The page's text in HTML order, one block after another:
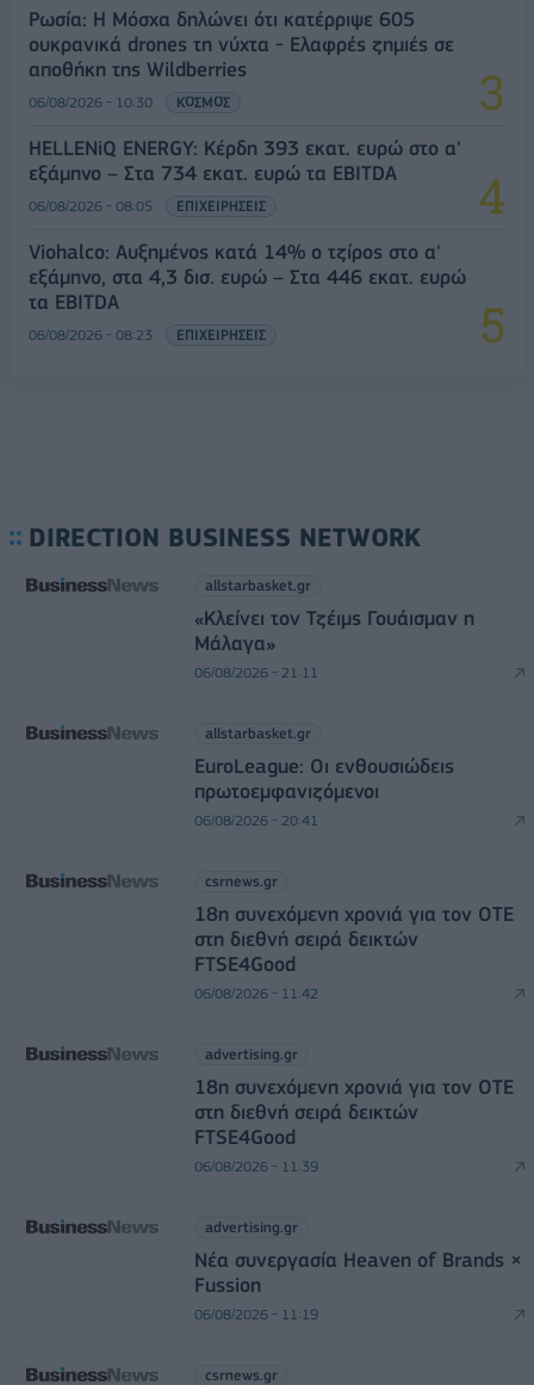
Ρωσία: Η Μόσχα δηλώνει ότι κατέρριψε 605
ουκρανικά drones τη νύχτα - Ελαφρές ζημιές σε
αποθήκη της Wildberries
06/08/2026 - 10:30 ΚΟΣΜΟΣ
HELLENiQ ENERGY: Κέρδη 393 εκατ. ευρώ στο α'
εξάμηνο – Στα 734 εκατ. ευρώ τα EBITDA
06/08/2026 - 08:05 ΕΠΙΧΕΙΡΗΣΕΙΣ
Viohalco: Αυξημένος κατά 14% ο τζίρος στο α'
εξάμηνο, στα 4,3 δισ. ευρώ – Στα 446 εκατ. ευρώ
τα EBITDA
06/08/2026 - 08:23 ΕΠΙΧΕΙΡΗΣΕΙΣ
DIRECTION BUSINESS NETWORK
allstarbasket.gr
«Κλείνει τον Τζέιμς Γουάισμαν η
Μάλαγα»
06/08/2026 - 21:11
allstarbasket.gr
EuroLeague: Οι ενθουσιώδεις
πρωτοεμφανιζόμενοι
06/08/2026 - 20:41
csrnews.gr
18η συνεχόμενη χρονιά για τον ΟΤΕ
στη διεθνή σειρά δεικτών
FTSE4Good
06/08/2026 - 11:42
advertising.gr
18η συνεχόμενη χρονιά για τον ΟΤΕ
στη διεθνή σειρά δεικτών
FTSE4Good
06/08/2026 - 11:39
advertising.gr
Νέα συνεργασία Heaven of Brands ×
Fussion
06/08/2026 - 11:19
csrnews.gr